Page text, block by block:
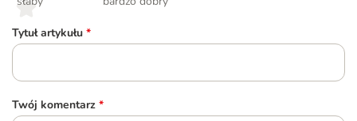
Tytuł artykułu *
Twój komentarz *